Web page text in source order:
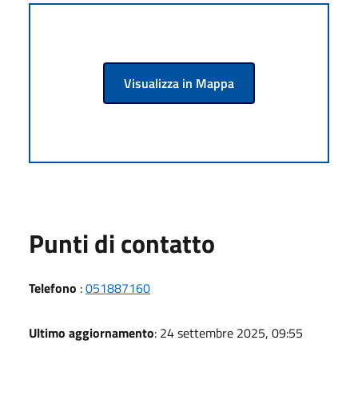
Visualizza in Mappa
Punti di contatto
Telefono :051887160
Ultimo aggiornamento: 24 settembre 2025, 09:55